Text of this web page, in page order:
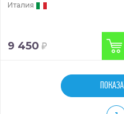
Италия
9 450